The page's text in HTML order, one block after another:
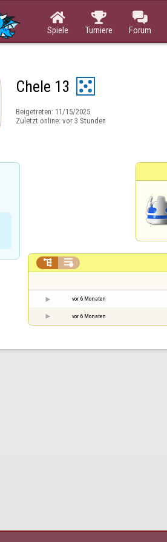

Spiele

Turniere

Forum
Chele 13
Beigetreten: 11/15/2025
Zuletzt online: vor 3 Stunden
 
vor 6 Monaten
vor 6 Monaten